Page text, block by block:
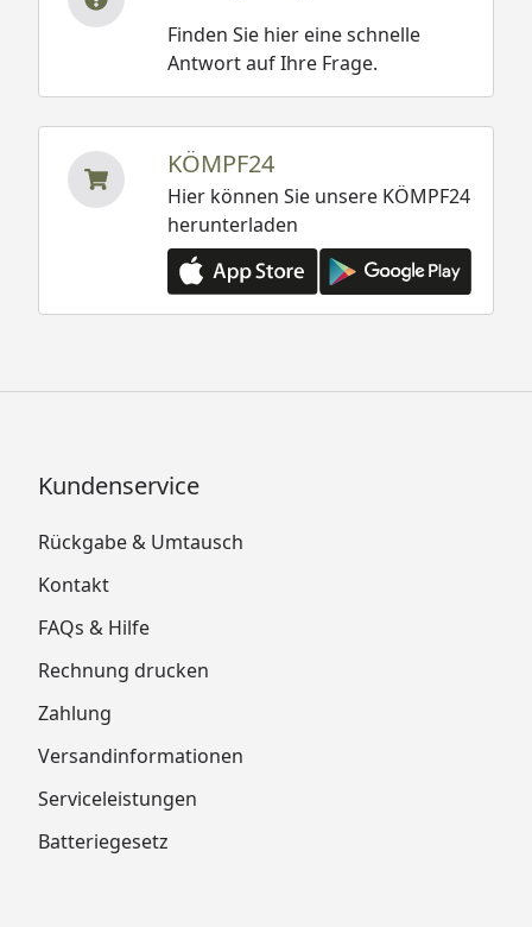
Finden Sie hier eine schnelle
Antwort auf Ihre Frage.
KÖMPF24
Hier können Sie unsere KÖMPF24
herunterladen
Kundenservice
Rückgabe & Umtausch
Kontakt
FAQs & Hilfe
Rechnung drucken
Zahlung
Versandinformationen
Serviceleistungen
Batteriegesetz